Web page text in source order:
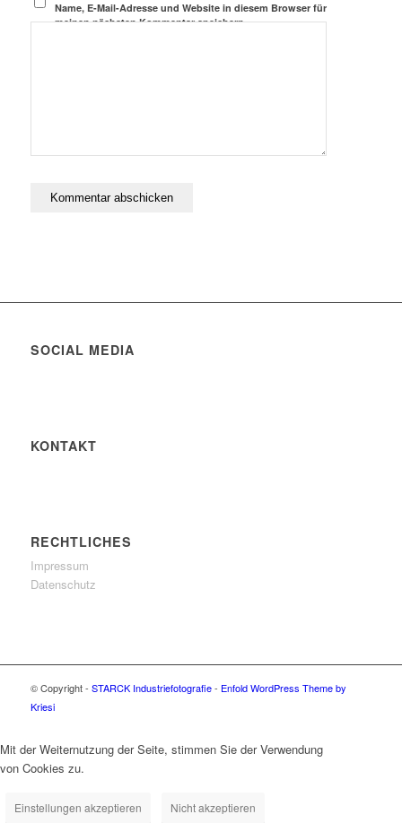
Name, E-Mail-Adresse und Website in diesem Browser für
meinen nächsten Kommentar speichern.
SOCIAL MEDIA
KONTAKT
RECHTLICHES
Impressum
Datenschutz
© Copyright - STARCK Industriefotografie- Enfold WordPress Theme by
Kriesi
Mit der Weiternutzung der Seite, stimmen Sie der Verwendung
von Cookies zu.
Einstellungen akzeptieren Nicht akzeptieren